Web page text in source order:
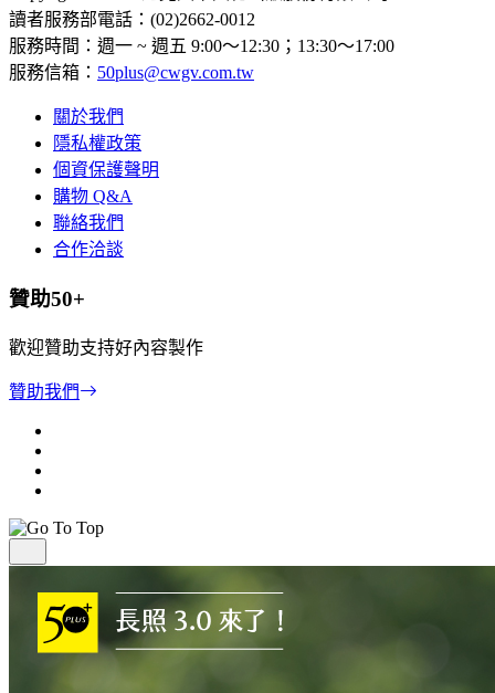
讀者服務部電話：(02)2662-0012
服務時間：週一 ~ 週五 9:00～12:30；13:30～17:00
服務信箱： 50plus@cwgv.com.tw
關於我們
隱私權政策
個資保護聲明
購物 Q&A
聯絡我們
合作洽談
贊助50+
歡迎贊助支持好內容製作
贊助我們